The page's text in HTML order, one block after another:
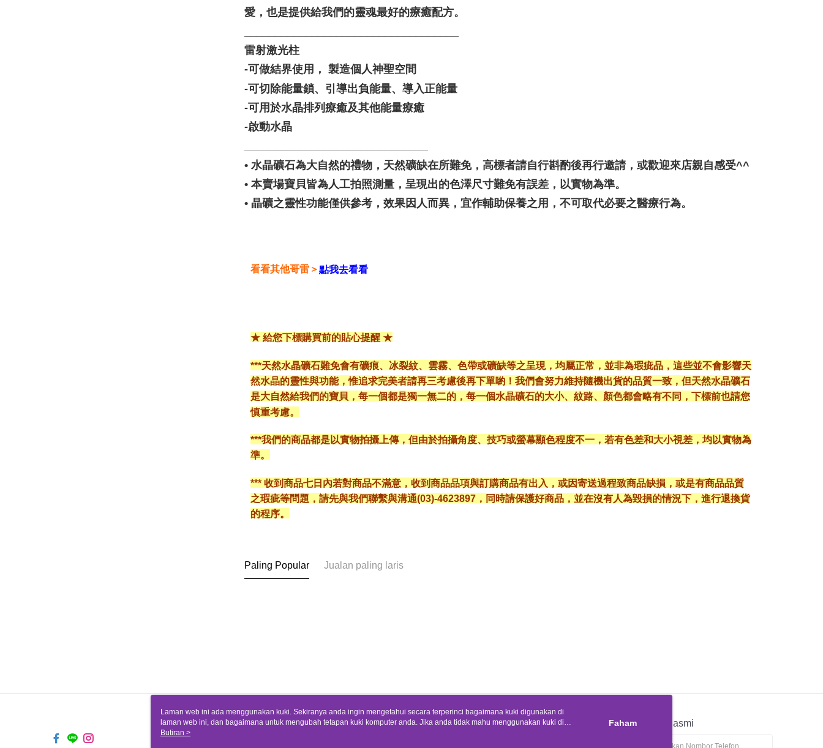
愛，也是提供給我們的靈魂最好的療癒配方。
雷射激光柱
-可做結界使用， 製造個人神聖空間
-可切除能量鎖、引導出負能量、導入正能量
-可用於水晶排列療癒及其他能量療癒
-啟動水晶
• 水晶礦石為大自然的禮物，天然礦缺在所難免，高標者請自行斟酌後再行邀請，或歡迎來店親自感受^^
• 本賣場寶貝皆為人工拍照測量，呈現出的色澤尺寸難免有誤差，以實物為準。
• 晶礦之靈性功能僅供參考，效果因人而異，宜作輔助保養之用，不可取代必要之醫療行為。
看看其他哥雷＞點我去看看
★ 給您下標購買前的貼心提醒 ★
***天然水晶礦石難免會有礦痕、冰裂紋、雲霧、色帶或礦缺等之呈現，均屬正常，並非為瑕疵品，這些並不會影響天
然水晶的靈性與功能，惟追求完美者請再三考慮後再下單喲！我們會努力維持隨機出貨的品質一致，但天然水晶礦石
是大自然給我們的寶貝，每一個都是獨一無二的，每一個水晶礦石的大小、紋路、顏色都會略有不同，下標前也請您
慎重考慮。
***我們的商品都是以實物拍攝上傳，但由於拍攝角度、技巧或螢幕顯色程度不一，若有色差和大小視差，均以實物為
準。
*** 收到商品七日內若對商品不滿意，收到商品品項與訂購商品有出入，或因寄送過程致商品缺損，或是有商品品質
之瑕疵等問題，請先與我們聯繫與溝通(03)-4623897，同時請保護好商品，並在沒有人為毀損的情況下，進行退換貨
的程序。
Paling Popular Jualan paling laris
Tentang Kami Khidmat Pelanggan APP Rasmi
Laman web ini ada menggunakan kuki. Sekiranya anda ingin mengetahui secara terperinci bagaimana kuki digunakan di
laman web ini, dan bagaimana untuk mengubah tetapan kuki komputer anda. Jika anda tidak mahu menggunakan kuki di
komputer anda, sila rujuk penerangan mengenai kuki.
Butiran >
Faham